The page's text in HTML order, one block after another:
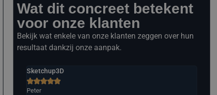
Wat dit concreet betekent
voor onze klanten
Bekijk wat enkele van onze klanten zeggen over hun
resultaat dankzij onze aanpak.
Sketchup3D

Peter